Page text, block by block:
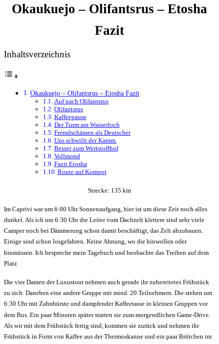
Okaukuejo – Olifantsrus – Etosha
Fazit
Inhaltsverzeichnis
Okaukuejo – Olifantsrus – Etosha Fazit
Auf nach Olifantsrus
Olifantsrus
Kaffeepause
Der Turm am Wasserloch
Fremdschämen als Deutscher
Uns schwillt der Kamm.
Besser zum Wertstoffhof
Vollmond
Fazit Etosha
Route auf Komoot
Strecke: 135 km
Im Caprivi war um 6:00 Uhr Sonnenaufgang, hier ist um diese Zeit noch alles
dunkel. Als ich um 6:30 Uhr die Leiter vom Dachzelt klettere sind sehr viele
Camper noch bei Dämmerung schon damit beschäftigt, das Zelt abzubauen.
Einige sind schon losgefahren. Keine Ahnung, wo die hinwollen oder
hinmüssen. Ich bespreche mein Tagebuch und beobachte das Treiben auf dem
Platz
Die vier Damen der Luxustour nehmen auch gerade ihr zubereitetes Frühstück
zu sich. Daneben eine andere Gruppe mit mind. 20 Teilnehmern. Die stehen um
6:30 Uhr mit Zahnbürste und dampfender Kaffeetasse in kleinen Gruppen vor
dem Bus. Ein paar Minuten später starten sie zum morgendlichen Game-Drive.
Als wir mit dem Frühstück fertig sind, kommen sie zurück und nehmen ihr
Frühstück in Form von Kaffee aus der Thermoskanne und ein paar Brötchen im